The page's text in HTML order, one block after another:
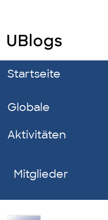
Startseite
Globale
Aktivitäten
Mitglieder